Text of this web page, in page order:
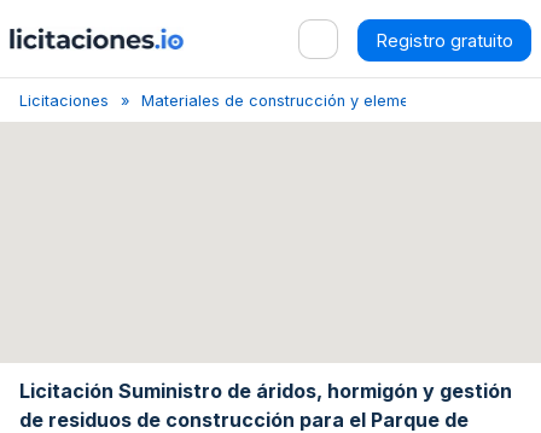
Registro gratuito
Licitaciones Materiales de construcción y elementos afines
Licitación Suministro de áridos, hormigón y gestión
de residuos de construcción para el Parque de